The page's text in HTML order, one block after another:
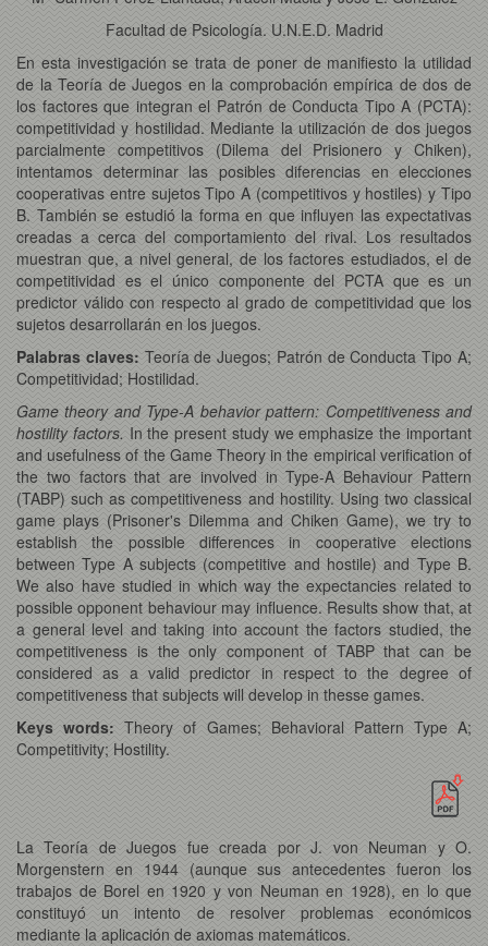
Facultad de Psicología. U.N.E.D. Madrid
En esta investigación se trata de poner de manifiesto la utilidad
de la Teoría de Juegos en la comprobación empírica de dos de
los factores que integran el Patrón de Conducta Tipo A (PCTA):
competitividad y hostilidad. Mediante la utilización de dos juegos
parcialmente competitivos (Dilema del Prisionero y Chiken),
intentamos determinar las posibles diferencias en elecciones
cooperativas entre sujetos Tipo A (competitivos y hostiles) y Tipo
B. También se estudió la forma en que influyen las expectativas
creadas a cerca del comportamiento del rival. Los resultados
muestran que, a nivel general, de los factores estudiados, el de
competitividad es el único componente del PCTA que es un
predictor válido con respecto al grado de competitividad que los
sujetos desarrollarán en los juegos.
Palabras claves: Teoría de Juegos; Patrón de Conducta Tipo A;
Competitividad; Hostilidad.
Game theory and Type-A behavior pattern: Competitiveness and
hostility factors. In the present study we emphasize the important
and usefulness of the Game Theory in the empirical verification of
the two factors that are involved in Type-A Behaviour Pattern
(TABP) such as competitiveness and hostility. Using two classical
game plays (Prisoner's Dilemma and Chiken Game), we try to
establish the possible differences in cooperative elections
between Type A subjects (competitive and hostile) and Type B.
We also have studied in which way the expectancies related to
possible opponent behaviour may influence. Results show that, at
a general level and taking into account the factors studied, the
competitiveness is the only component of TABP that can be
considered as a valid predictor in respect to the degree of
competitiveness that subjects will develop in thesse games.
Keys words:Theory of Games; Behavioral Pattern Type A;
Competitivity; Hostility.
La Teoría de Juegos fue creada por J. von Neuman y O.
Morgenstern en 1944 (aunque sus antecedentes fueron los
trabajos de Borel en 1920 y von Neuman en 1928), en lo que
constituyó un intento de resolver problemas económicos
mediante la aplicación de axiomas matemáticos.